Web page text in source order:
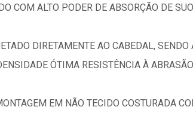
COM ALTO PODER DE ABSORÇÃO DE
DIRETAMENTE AO CABEDAL, SENDO
ÓTIMA RESISTÊNCIA À
EM NÃO TECIDO COSTURADA